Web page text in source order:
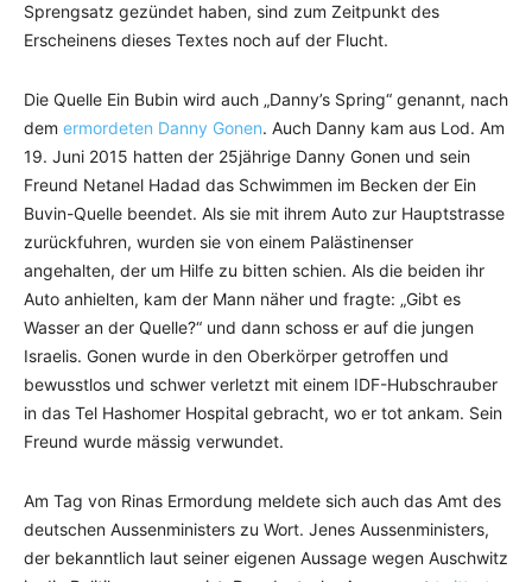
Sprengsatz gezündet haben, sind zum Zeitpunkt des
Erscheinens dieses Textes noch auf der Flucht.
Die Quelle Ein Bubin wird auch „Danny’s Spring“ genannt, nach
dem ermordeten Danny Gonen. Auch Danny kam aus Lod. Am
19. Juni 2015 hatten der 25jährige Danny Gonen und sein
Freund Netanel Hadad das Schwimmen im Becken der Ein
Buvin-Quelle beendet. Als sie mit ihrem Auto zur Hauptstrasse
zurückfuhren, wurden sie von einem Palästinenser
angehalten, der um Hilfe zu bitten schien. Als die beiden ihr
Auto anhielten, kam der Mann näher und fragte: „Gibt es
Wasser an der Quelle?“ und dann schoss er auf die jungen
Israelis. Gonen wurde in den Oberkörper getroffen und
bewusstlos und schwer verletzt mit einem IDF-Hubschrauber
in das Tel Hashomer Hospital gebracht, wo er tot ankam. Sein
Freund wurde mässig verwundet.
Am Tag von Rinas Ermordung meldete sich auch das Amt des
deutschen Aussenministers zu Wort. Jenes Aussenministers,
der bekanntlich laut seiner eigenen Aussage wegen Auschwitz